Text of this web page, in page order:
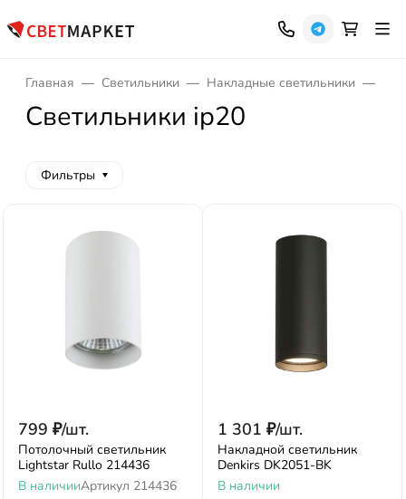
Главная Светильники Накладные светильники
Светильники ip20
Фильтры
799 ₽/шт.
Потолочный светильник
Lightstar Rullo 214436
В наличииАртикул 214436
1 301 ₽/шт.
Накладной светильник
Denkirs DK2051-BK
В наличии